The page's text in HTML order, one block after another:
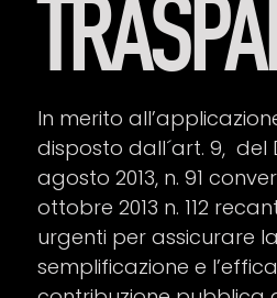
In merito
disposto dall´art. 9, del
agosto 2013, n. 91
ottobre 2013 n. 112
urgenti per assicurare
semplificazione e